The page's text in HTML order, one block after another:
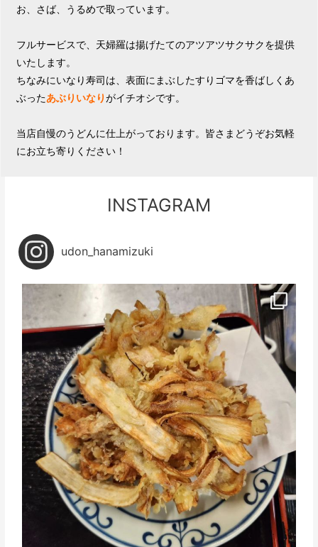
お、さば、うるめで取っています。
フルサービスで、天婦羅は揚げたてのアツアツサクサクを提供
いたします。
ちなみにいなり寿司は、表面にまぶしたすりゴマを香ばしくあ
ぶったあぶりいなり がイチオシです。
当店自慢のうどんに仕上がっております。皆さまどうぞお気軽
にお立ち寄りください！
INSTAGRAM
udon_hanamizuki